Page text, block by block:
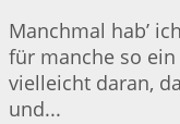
Manchmal hab’
für manche so
vielleicht daran,
und...